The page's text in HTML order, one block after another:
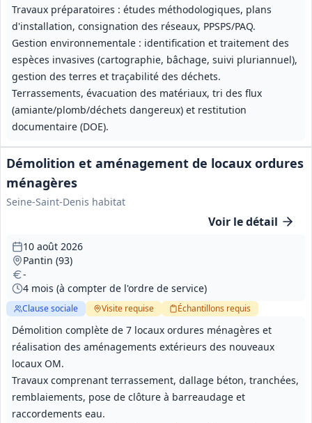
Travaux préparatoires : études méthodologiques, plans
d'installation, consignation des réseaux, PPSPS/PAQ.
Gestion environnementale : identification et traitement des
espèces invasives (cartographie, bâchage, suivi pluriannuel),
gestion des terres et traçabilité des déchets.
Terrassements, évacuation des matériaux, tri des flux
(amiante/plomb/déchets dangereux) et restitution
documentaire (DOE).
Démolition et aménagement de locaux ordures
ménagères
Seine-Saint-Denis habitat
Voir le détail
Démolition complète de 7 locaux ordures ménagères et
réalisation des aménagements extérieurs des nouveaux
locaux OM.
Travaux comprenant terrassement, dallage béton, tranchées,
remblaiements, pose de clôture à barreaudage et
raccordements eau.
10 août 2026
Pantin (93)
-
4 mois (à compter de l'ordre de service)
Clause sociale Visite requise Échantillons requis